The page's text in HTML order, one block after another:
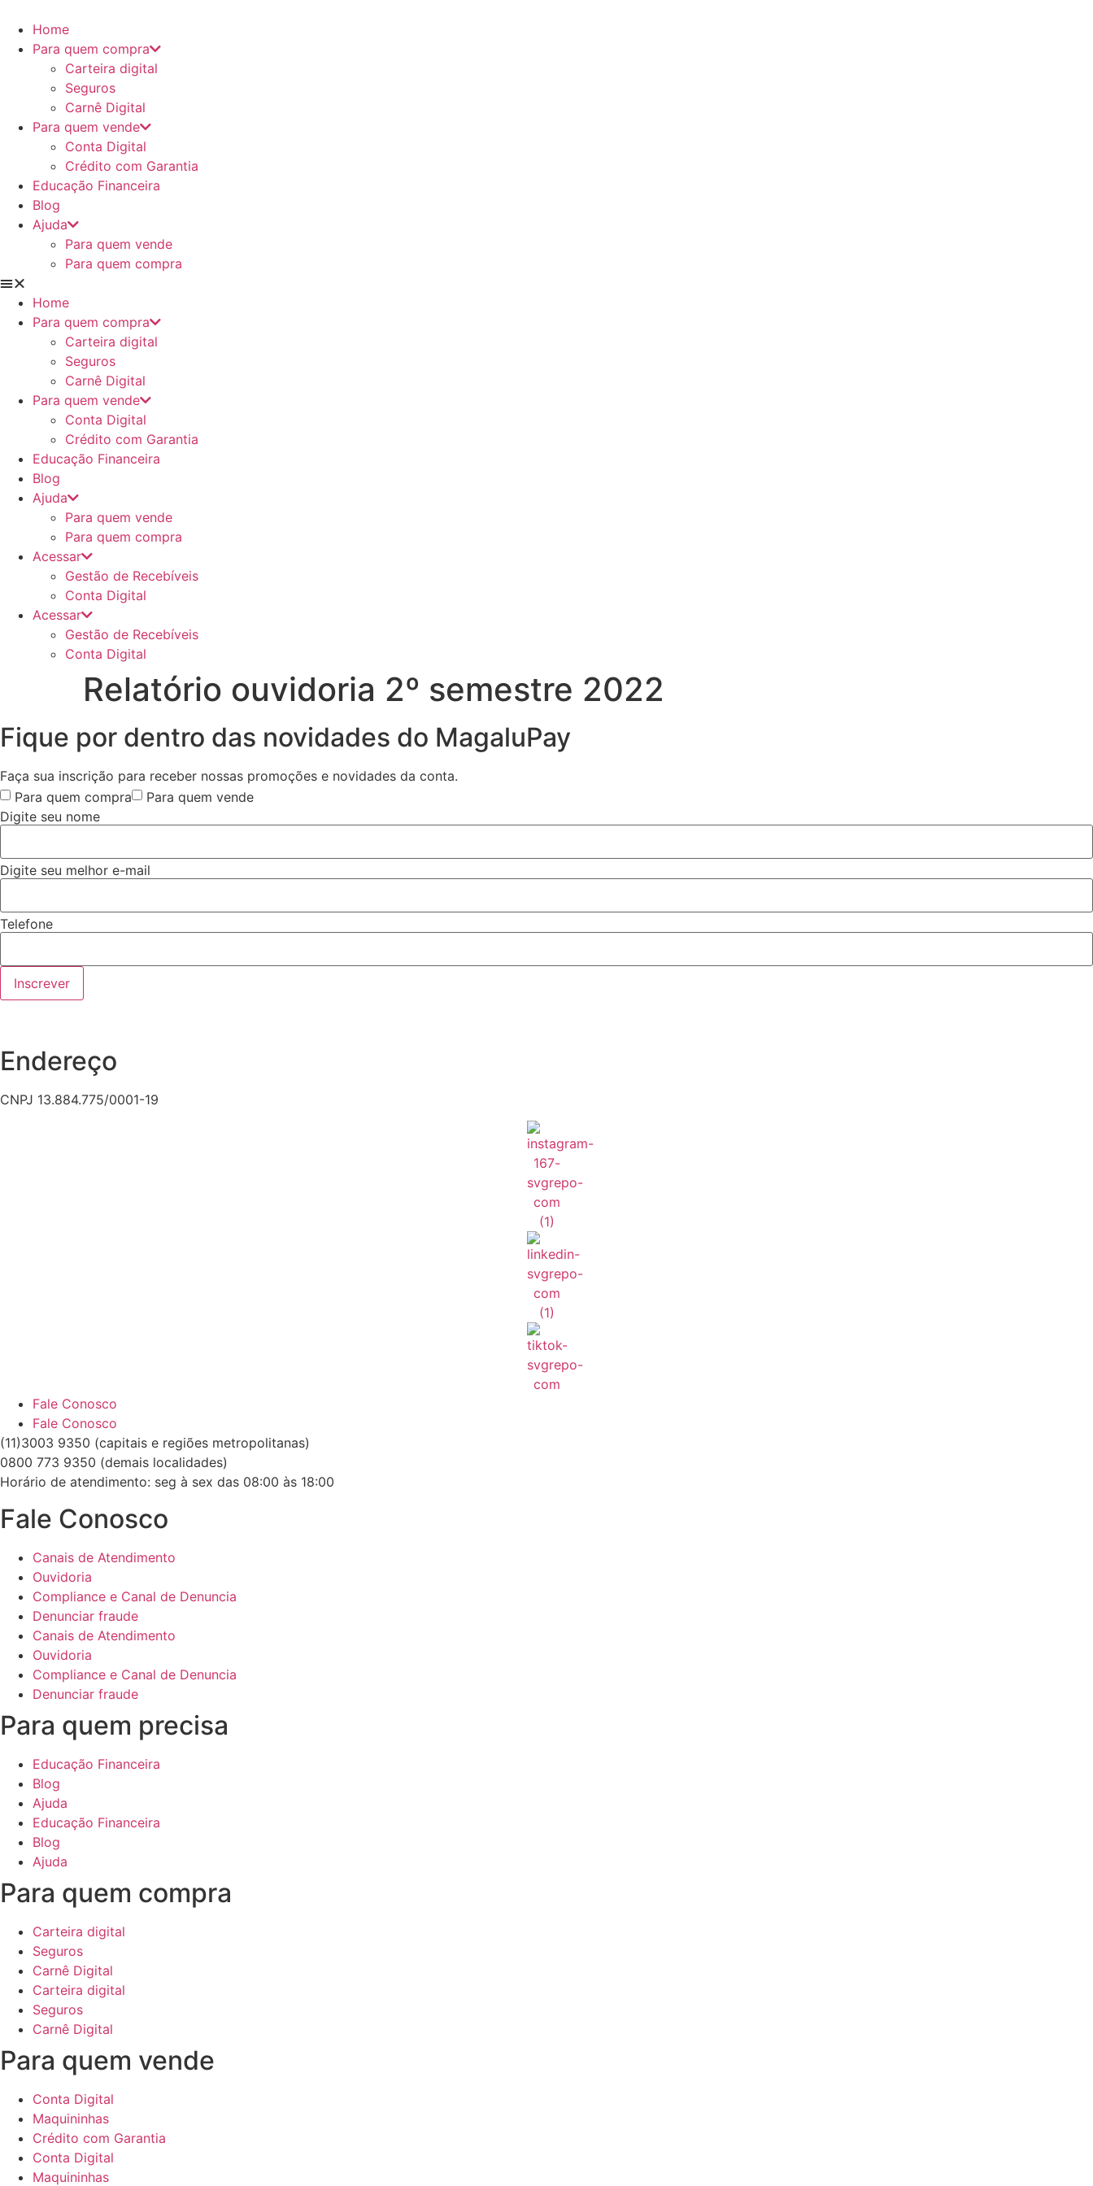
para
conteúdo
Home
Para quem compra
Carteira digital
Seguros
Carnê Digital
Para quem vende
Conta Digital
Crédito com Garantia
Educação Financeira
Blog
Ajuda
Para quem vende
Para quem compra
Home
Para quem compra
Carteira digital
Seguros
Carnê Digital
Para quem vende
Conta Digital
Crédito com Garantia
Educação Financeira
Blog
Ajuda
Para quem vende
Para quem compra
Acessar
Gestão de Recebíveis
Conta Digital
Acessar
Gestão de Recebíveis
Conta Digital
Relatório ouvidoria 2º semestre 2022
Fique por dentro das novidades do MagaluPay
Faça sua inscrição para receber nossas promoções e novidades da conta.
Para quem compra
Para quem vende
Digite seu nome
Digite seu melhor e-mail
Telefone
Inscrever
Endereço
CNPJ 13.884.775/0001-19
Fale Conosco
Fale Conosco
(11)3003 9350 (capitais e regiões metropolitanas)
0800 773 9350 (demais localidades)
Horário de atendimento: seg à sex das 08:00 às 18:00
Fale Conosco
Canais de Atendimento
Ouvidoria
Compliance e Canal de Denuncia
Denunciar fraude
Canais de Atendimento
Ouvidoria
Compliance e Canal de Denuncia
Denunciar fraude
Para quem precisa
Educação Financeira
Blog
Ajuda
Educação Financeira
Blog
Ajuda
Para quem compra
Carteira digital
Seguros
Carnê Digital
Carteira digital
Seguros
Carnê Digital
Para quem vende
Conta Digital
Maquininhas
Crédito com Garantia
Conta Digital
Maquininhas